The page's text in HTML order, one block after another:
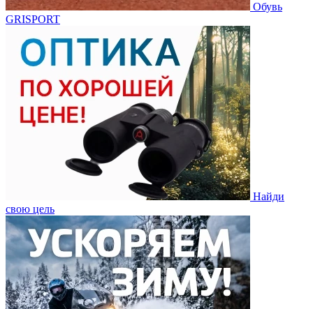
Обувь
GRISPORT
Найди
свою цель